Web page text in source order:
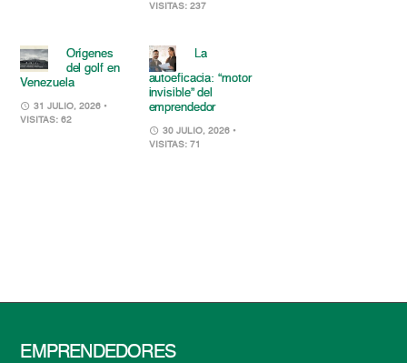
VISITAS: 237
Orígenes
del golf en
Venezuela
31 JULIO, 2026 •
VISITAS: 62
La
autoeficacia: “motor
invisible” del
emprendedor
30 JULIO, 2026 •
VISITAS: 71
EMPRENDEDORES